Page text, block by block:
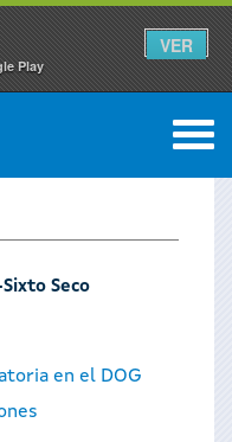
Play
VER
0
Seco
en el DOG